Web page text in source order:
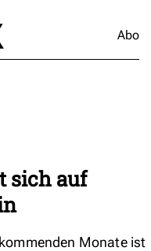
Abo
sich auf
Monate ist